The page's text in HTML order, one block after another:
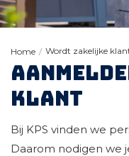
Home / Wordt zakelijke
klant
Bij KPS vinden we
Daarom nodigen we